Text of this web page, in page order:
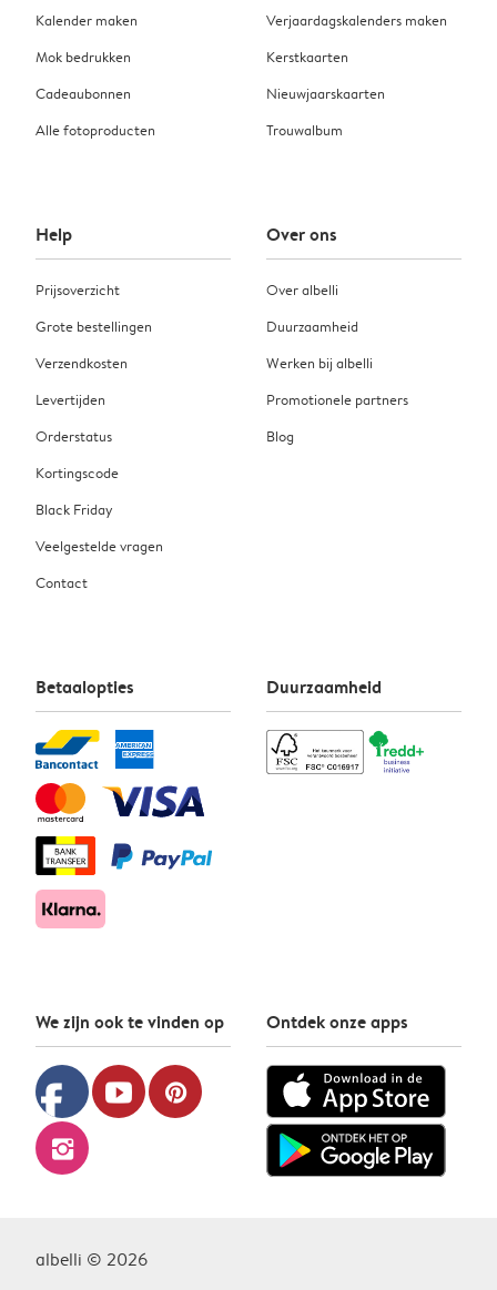
Kalender maken
Mok bedrukken
Cadeaubonnen
Alle fotoproducten
Verjaardagskalenders maken
Kerstkaarten
Nieuwjaarskaarten
Trouwalbum
Help
Prijsoverzicht
Grote bestellingen
Verzendkosten
Levertijden
Orderstatus
Kortingscode
Black Friday
Veelgestelde vragen
Contact
Over ons
Over albelli
Duurzaamheid
Werken bij albelli
Promotionele partners
Blog
Betaalopties Duurzaamheid
We zijn ook te vinden op
facebook youtube pinterest
instagram
Ontdek onze apps
albelli © 2026